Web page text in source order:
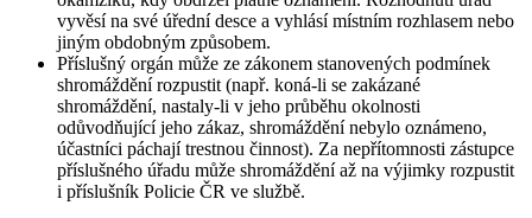
vyvěsí na své úřední desce a vyhlásí místním rozhlasem nebo
jiným obdobným způsobem.
Příslušný orgán může ze zákonem stanovených podmínek
shromáždění rozpustit (např. koná-li se zakázané
shromáždění, nastaly-li v jeho průběhu okolnosti
odůvodňující jeho zákaz, shromáždění nebylo oznámeno,
účastníci páchají trestnou činnost). Za nepřítomnosti zástupce
příslušného úřadu může shromáždění až na výjimky rozpustit
i příslušník Policie ČR ve službě.